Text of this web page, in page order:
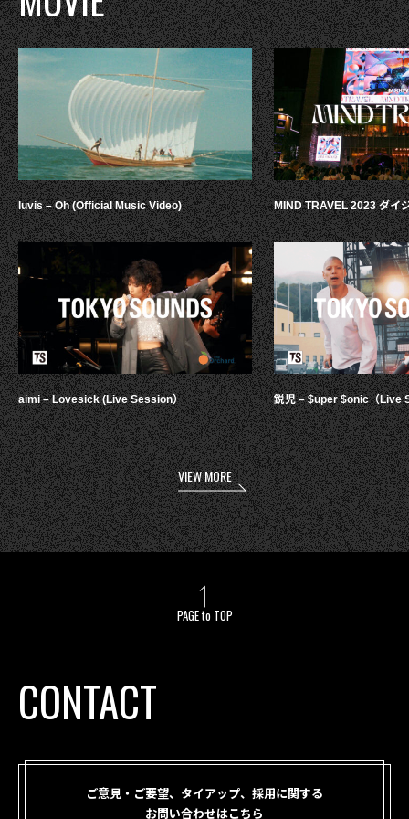
luvis – Oh (Official Music Video)
aimi – Lovesick (Live Session）
MIND TRAVEL 2023 ダイ
鋭児 – $uper $onic（Live
VIEW MORE
PAGE to TOP
CONTACT
ご意見・ご要望、タイアップ、採用に関する
お問い合わせはこちら